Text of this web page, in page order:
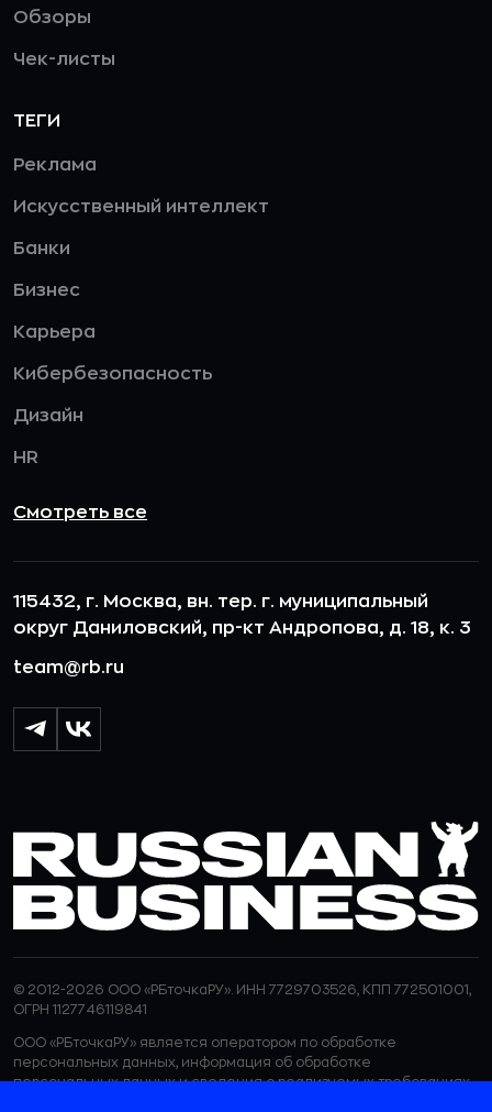
Обзоры
Чек-листы
ТЕГИ
Реклама
Искусственный интеллект
Банки
Бизнес
Карьера
Кибербезопасность
Дизайн
HR
Смотреть все
115432, г. Москва, вн. тер. г. муниципальный
округ Даниловский, пр-кт Андропова, д. 18, к. 3
team@rb.ru
© 2012-2026 ООО «РБточкаРУ». ИНН 7729703526, КПП 772501001,
ОГРН 1127746119841
ООО «РБточкаРУ» является оператором по обработке
персональных данных, информация об обработке
персональных данных и сведения о реализуемых требованиях